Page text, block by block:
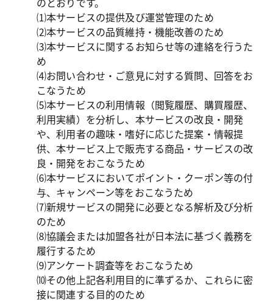
⑴本サービスの提供及び運営管理のため
⑵本サービスの品質維持・機能改善のため
⑶本サービスに関するお知らせ等の連絡を行うた
め
⑷お問い合わせ・ご意見に対する質問、回答をお
こなうため
⑸本サービスの利用情報（閲覧履歴、購買履歴、
利用実績）を分析し、本サービスの改良・開発
や、利用者の趣味・嗜好に応じた提案・情報提
供、本サービス上で販売する商品・サービスの改
良・開発をおこなうため
⑹本サービスにおいてポイント・クーポン等の付
与、キャンペーン等をおこなうため
⑺新規サービスの開発に必要となる解析及び分析
のため
⑻協議会または加盟各社が日本法に基づく義務を
履行するため
⑼アンケート調査等をおこなうため
⑽その他上記各利用目的に準ずるか、これらに密
接に関連する目的のため